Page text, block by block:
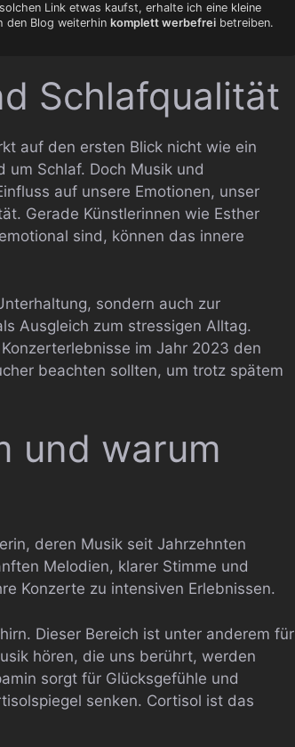
Link etwas kaufst, erhalte ich eine kleine
den Blog weiterhin komplett werbefrei betreiben.
Schlafqualität
auf den ersten Blick nicht wie ein
um Schlaf. Doch Musik und
auf unsere Emotionen, unser
Gerade Künstlerinnen wie Esther
sind, können das innere
sondern auch zur
Ausgleich zum stressigen Alltag.
im Jahr 2023 den
beachten sollten, um trotz spätem
und warum
deren Musik seit Jahrzehnten
Melodien, klarer Stimme und
Konzerte zu intensiven Erlebnissen.
Dieser Bereich ist unter anderem für
hören, die uns berührt, werden
sorgt für Glücksgefühle und
senken. Cortisol ist das